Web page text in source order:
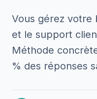
Vous gérez votre
et le support
Méthode
% des réponses